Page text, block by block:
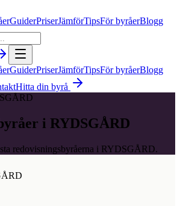
GuiderPriserJämförTipsFör byråerBlogg
GuiderPriserJämförTipsFör byråerBlogg
Hitta din byrå
i RYDSGÅRD
redovisningsbyråerna i RYDSGÅRD.